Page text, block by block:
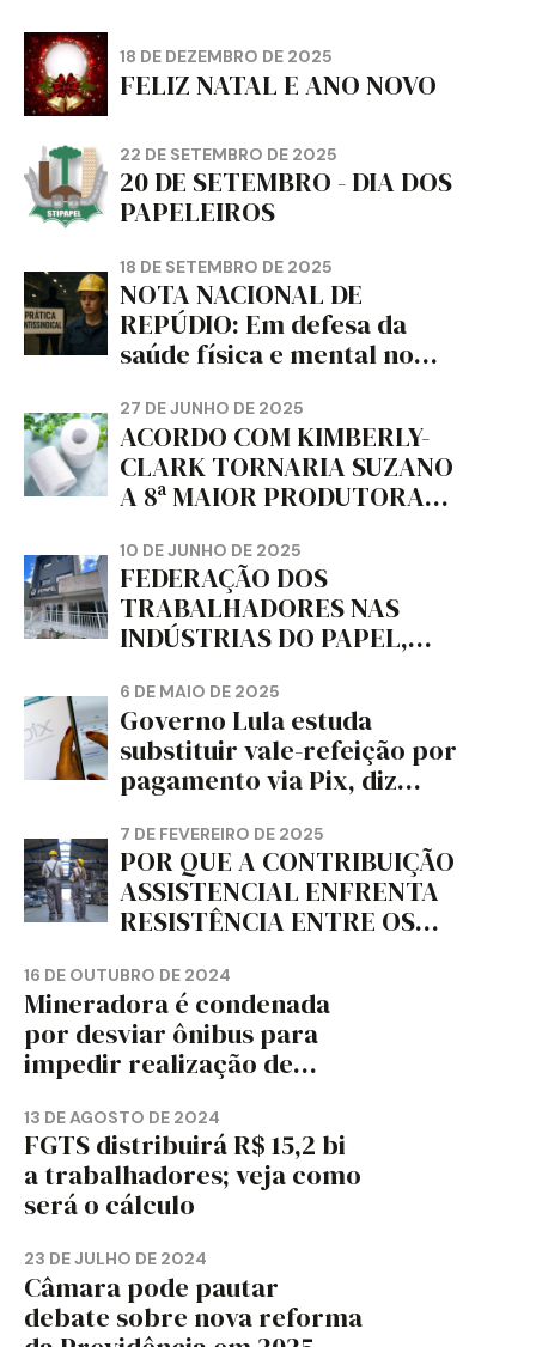
18 DE DEZEMBRO DE 2025
FELIZ NATAL E ANO NOVO
22 DE SETEMBRO DE 2025
20 DE SETEMBRO - DIA DOS
PAPELEIROS
18 DE SETEMBRO DE 2025
NOTA NACIONAL DE
REPÚDIO: Em defesa da
saúde física e mental no
da dignidade sindical.
27 DE JUNHO DE 2025
ACORDO COM KIMBERLY-
CLARK TORNARIA SUZANO
A 8ª MAIOR PRODUTORA
MUNDO, DIZ FITCH
10 DE JUNHO DE 2025
FEDERAÇÃO DOS
TRABALHADORES NAS
INDÚSTRIAS DO PAPEL,
CORTIÇA E ARTEFATOS DE
PAPEL DO ESTADO DO
PARANÁ – FETRAPEL-PR
6 DE MAIO DE 2025
Governo Lula estuda
substituir vale-refeição por
pagamento via Pix, diz
7 DE FEVEREIRO DE 2025
POR QUE A CONTRIBUIÇÃO
ASSISTENCIAL ENFRENTA
RESISTÊNCIA ENTRE OS
16 DE OUTUBRO DE 2024
Mineradora é condenada
por desviar ônibus para
impedir realização de
13 DE AGOSTO DE 2024
FGTS distribuirá R$ 15,2 bi
a trabalhadores; veja como
será o cálculo
23 DE JULHO DE 2024
Câmara pode pautar
debate sobre nova reforma